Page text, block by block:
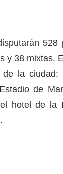
528
y 38 mixtas.
de la ciudad:
de
hotel de la